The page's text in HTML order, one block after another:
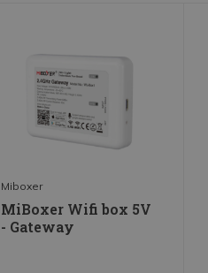
Miboxer
MiBoxer Wifi box 5V
- Gateway